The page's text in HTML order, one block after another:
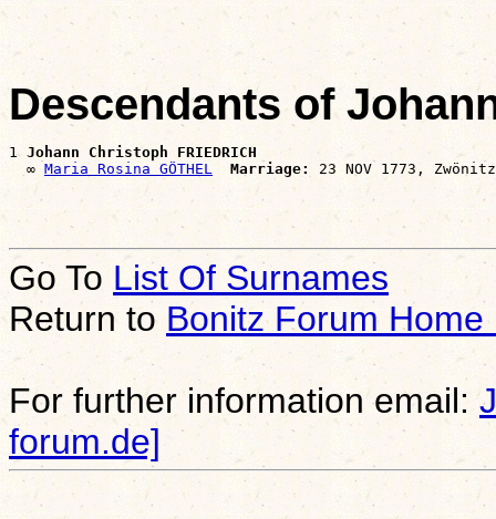
Descendants of
1 Johann Christoph FRIEDRICH
  ∞
Maria Rosina GÖTHEL Marriage:
Go To List Of Surnames
Return to Bonitz Forum Home
For further information email:
forum.de]